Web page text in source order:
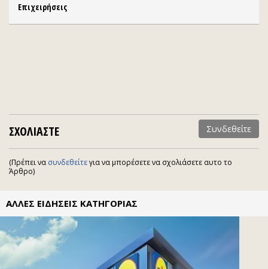
Επιχειρήσεις
ΣΧΟΛΙΑΣΤΕ Συνδεθείτε
(Πρέπει να συνδεθείτεγια να μπορέσετε να σχολιάσετε αυτο το
Άρθρο)
ΑΛΛΕΣ ΕΙΔΗΣΕΙΣ ΚΑΤΗΓΟΡΙΑΣ